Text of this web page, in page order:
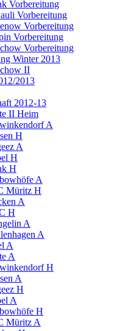
Vorbereitung
Vorbereitung
Vorbereitung
Vorbereitung
Vorbereitung
Winter 2013
II
2013
2012-13
II Heim
A
H
A
H
H
A
Müritz H
A
H
A
A
A
A
H
A
H
A
H
Müritz A